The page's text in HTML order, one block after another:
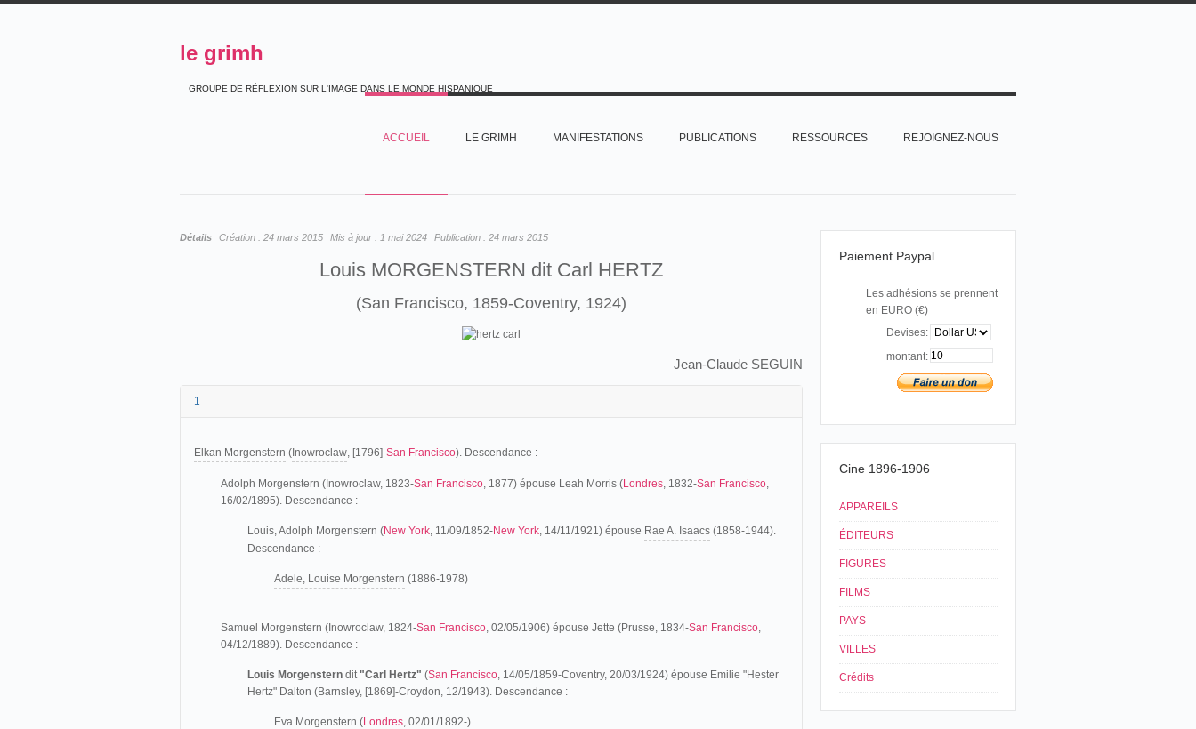
le grimh
GROUPE DE RÉFLEXION SUR L'IMAGE DANS LE MONDE HISPANIQUE
ACCUEIL LE GRIMH MANIFESTATIONS PUBLICATIONS RESSOURCES REJOIGNEZ-NOUS
Détails Création : 24 mars 2015 Mis à jour : 1 mai 2024 Publication : 24 mars 2015
Louis MORGENSTERN dit Carl HERTZ
(San Francisco, 1859-Coventry, 1924)
Jean-Claude SEGUIN
1
Elkan Morgenstern ( Inowroclaw, [1796]-San Francisco). Descendance :
Adolph Morgenstern (Inowroclaw, 1823-San Francisco, 1877) épouse Leah Morris (Londres, 1832-San Francisco,
16/02/1895). Descendance :
Louis, Adolph Morgenstern (New York, 11/09/1852-New York, 14/11/1921) épouse Rae A. Isaacs (1858-1944).
Descendance :
Adele, Louise Morgenstern (1886-1978)
Samuel Morgenstern (Inowroclaw, 1824-San Francisco, 02/05/1906) épouse Jette (Prusse, 1834-San Francisco,
04/12/1889). Descendance :
Louis Morgenstern dit"Carl Hertz" (San Francisco, 14/05/1859-Coventry, 20/03/1924) épouse Emilie "Hester
Hertz" Dalton (Barnsley, [1869]-Croydon, 12/1943). Descendance :
Eva Morgenstern (Londres, 02/01/1892-)
Paiement Paypal
Les adhésions se prennent
en EURO (€)
Devises:
montant:
Cine 1896-1906
APPAREILS
ÉDITEURS
FIGURES
FILMS
PAYS
VILLES
Crédits